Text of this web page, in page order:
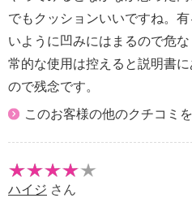
でもクッションいいですね。
いように凹みにはまるので危
常的な使用は控えると説明書
ので残念です。
このお客様の他のクチコミ
ハイジ さん